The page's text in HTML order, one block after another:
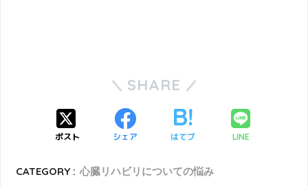
SHARE
ポスト シェア はてブ LINE
CATEGORY : 心臓リハビリについての悩み